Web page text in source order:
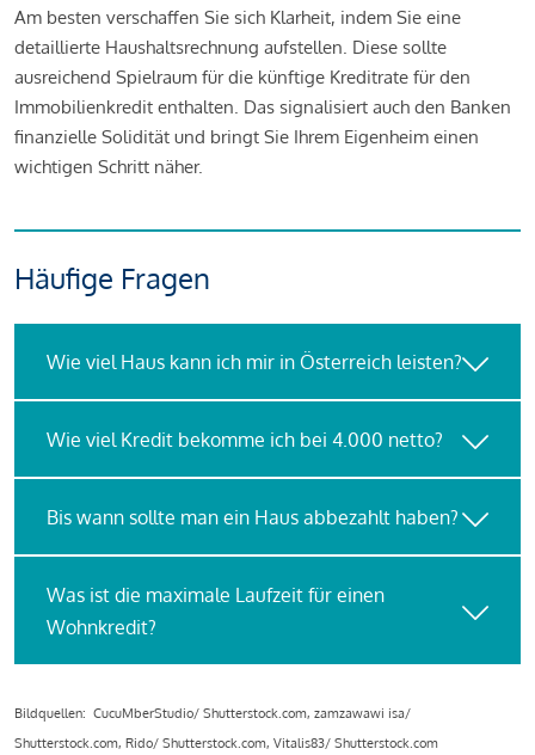
Am besten verschaffen Sie sich Klarheit, indem Sie eine
detaillierte Haushaltsrechnung aufstellen. Diese sollte
ausreichend Spielraum für die künftige Kreditrate für den
Immobilienkredit enthalten. Das signalisiert auch den Banken
finanzielle Solidität und bringt Sie Ihrem Eigenheim einen
wichtigen Schritt näher.
Häufige Fragen
Wie viel Haus kann ich mir in Österreich leisten?
Wie viel Kredit bekomme ich bei 4.000 netto?
Bis wann sollte man ein Haus abbezahlt haben?
Was ist die maximale Laufzeit für einen
Wohnkredit?
Bildquellen: CucuMberStudio/ Shutterstock.com, zamzawawi isa/
Shutterstock.com, Rido/ Shutterstock.com, Vitalis83/ Shutterstock.com